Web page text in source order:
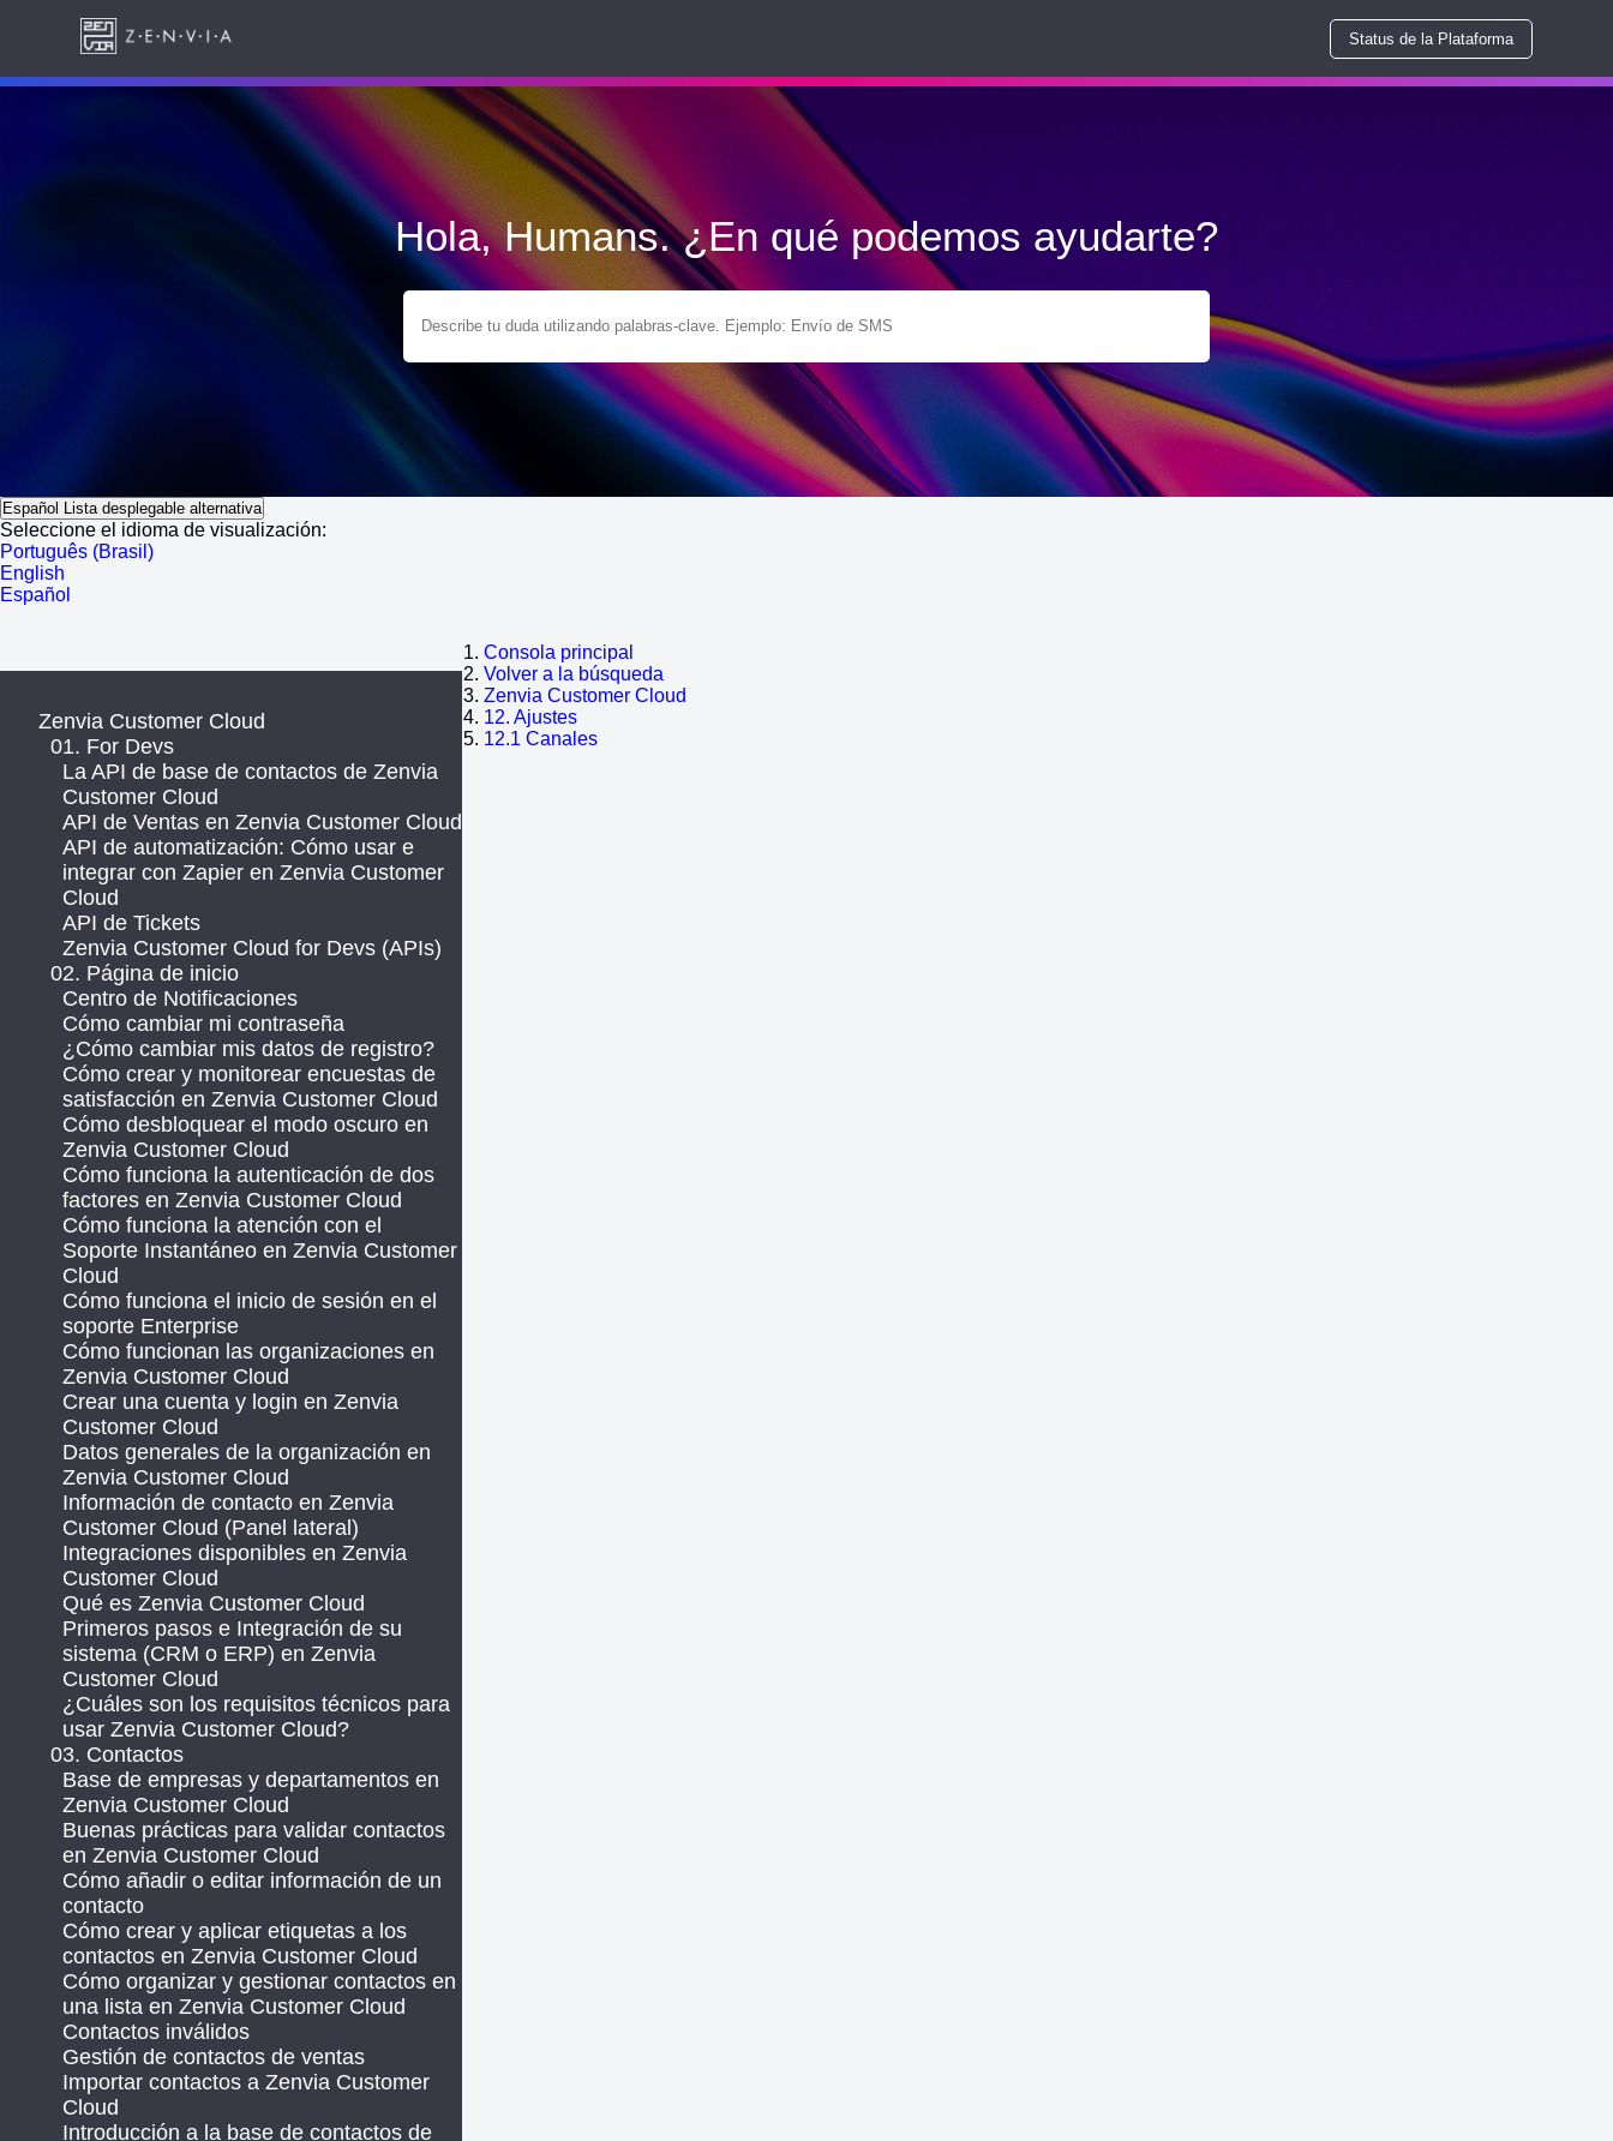
Status de la Plataforma
Hola, Humans. ¿En qué podemos ayudarte?
Español Lista desplegable alternativa
Seleccione el idioma de visualización:
Português (Brasil)
English
Español
Consola principal
Volver a la búsqueda
Zenvia Customer Cloud
12. Ajustes
12.1 Canales
Zenvia Customer Cloud
01. For Devs
La API de base de contactos de Zenvia
Customer Cloud
API de Ventas en Zenvia Customer Cloud
API de automatización: Cómo usar e
integrar con Zapier en Zenvia Customer
Cloud
API de Tickets
Zenvia Customer Cloud for Devs (APIs)
02. Página de inicio
Centro de Notificaciones
Cómo cambiar mi contraseña
¿Cómo cambiar mis datos de registro?
Cómo crear y monitorear encuestas de
satisfacción en Zenvia Customer Cloud
Cómo desbloquear el modo oscuro en
Zenvia Customer Cloud
Cómo funciona la autenticación de dos
factores en Zenvia Customer Cloud
Cómo funciona la atención con el
Soporte Instantáneo en Zenvia Customer
Cloud
Cómo funciona el inicio de sesión en el
soporte Enterprise
Cómo funcionan las organizaciones en
Zenvia Customer Cloud
Crear una cuenta y login en Zenvia
Customer Cloud
Datos generales de la organización en
Zenvia Customer Cloud
Información de contacto en Zenvia
Customer Cloud (Panel lateral)
Integraciones disponibles en Zenvia
Customer Cloud
Qué es Zenvia Customer Cloud
Primeros pasos e Integración de su
sistema (CRM o ERP) en Zenvia
Customer Cloud
¿Cuáles son los requisitos técnicos para
usar Zenvia Customer Cloud?
03. Contactos
Base de empresas y departamentos en
Zenvia Customer Cloud
Buenas prácticas para validar contactos
en Zenvia Customer Cloud
Cómo añadir o editar información de un
contacto
Cómo crear y aplicar etiquetas a los
contactos en Zenvia Customer Cloud
Cómo organizar y gestionar contactos en
una lista en Zenvia Customer Cloud
Contactos inválidos
Gestión de contactos de ventas
Importar contactos a Zenvia Customer
Cloud
Introducción a la base de contactos de